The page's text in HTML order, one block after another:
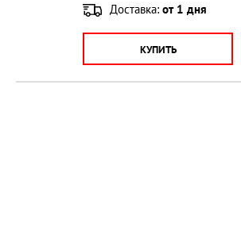
Доставка: от 1 дня
КУПИТЬ